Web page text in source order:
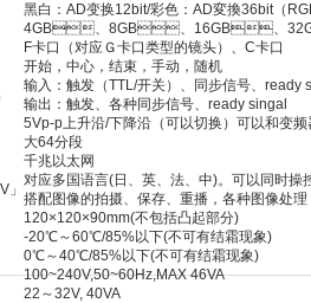
黑白：AD变换12bit/彩色：AD変換36bit（
4GB、8GB、16GB、
F卡口（对应Ｇ卡口类型的镜头）、C卡口
开始，中心，结束，手动，随机
输入：触发（TTL/开关）、同步信号
输出：触发、各种同步信号、ready singal
5Vp-p上升沿/下降沿（可以切换）可以和变频
大64分段
千兆以太网
对应多国语言(日、英、法、中)。可以同时
搭配图像的拍摄、保存、重播，各种图像处理
120×120×90mm(不包括凸起部分)
-20℃～60℃/85%以下(不可有结霜现象)
0℃～40℃/85%以下(不可有结霜现象)
100~240V,50~60Hz,MAX 46VA
22～32V, 40VA